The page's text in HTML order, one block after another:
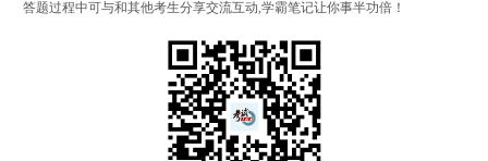
答题过程中可与和其他考生分享交流互动,学霸笔记让你事半功倍！